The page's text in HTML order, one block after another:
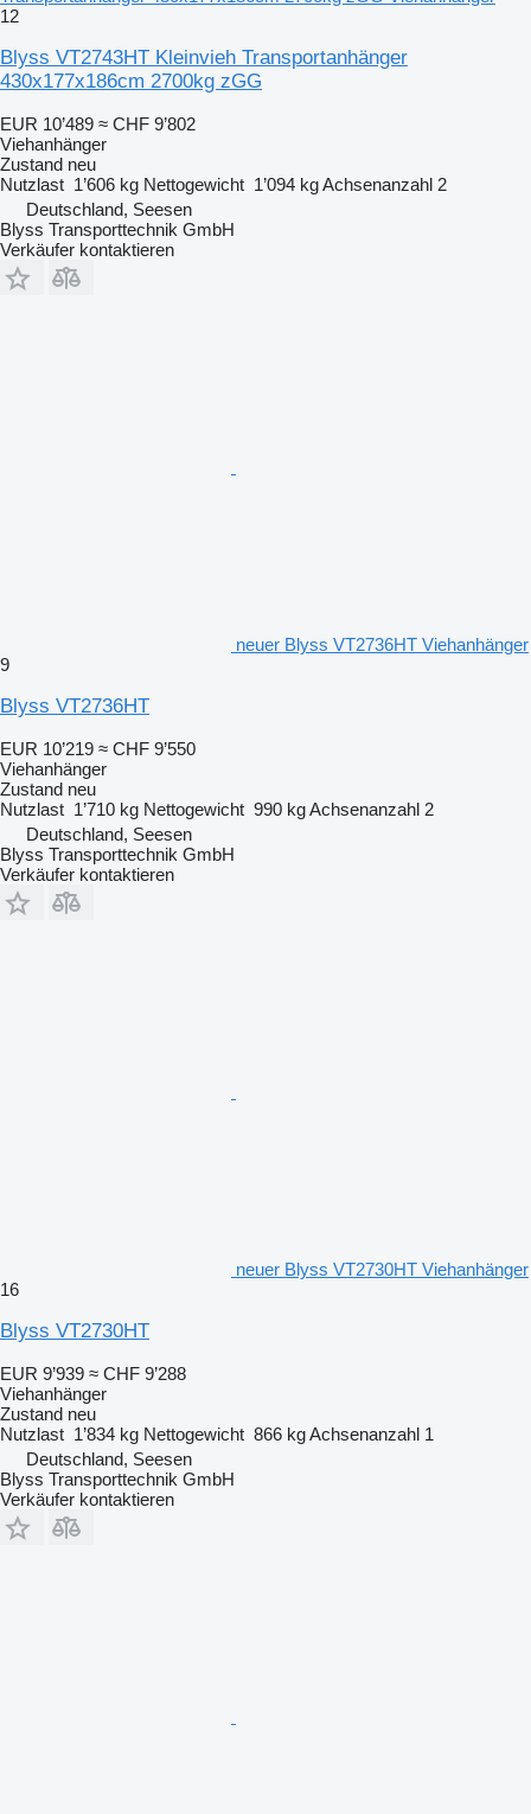
12
Blyss VT2743HT Kleinvieh Transportanhänger
430x177x186cm 2700kg zGG
EUR 10’489 ≈ CHF 9’802
Viehanhänger
Zustand neu
Nutzlast 1’606 kg Nettogewicht 1’094 kgAchsenanzahl 2
Deutschland, Seesen
Blyss Transporttechnik GmbH
Verkäufer kontaktieren
neuer Blyss VT2736HT Viehanhänger
9
Blyss VT2736HT
EUR 10’219 ≈ CHF 9’550
Viehanhänger
Zustand neu
Nutzlast 1’710 kg Nettogewicht 990 kgAchsenanzahl 2
Deutschland, Seesen
Blyss Transporttechnik GmbH
Verkäufer kontaktieren
neuer Blyss VT2730HT Viehanhänger
16
Blyss VT2730HT
EUR 9’939 ≈ CHF 9’288
Viehanhänger
Zustand neu
Nutzlast 1’834 kg Nettogewicht 866 kgAchsenanzahl 1
Deutschland, Seesen
Blyss Transporttechnik GmbH
Verkäufer kontaktieren